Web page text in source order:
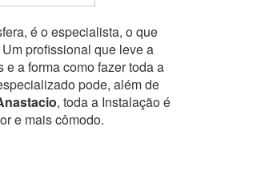
é o especialista, o que
Um profissional que leve a
a forma como fazer toda a
pode, além de
, toda a Instalação é
e mais cômodo.